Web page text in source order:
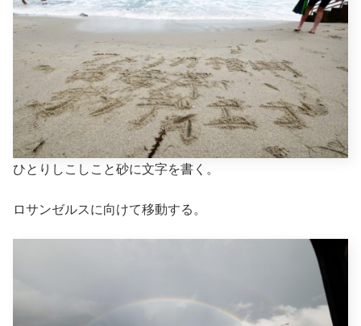
ひとりしこしこと砂に文字を書く。
ロサンゼルスに向けて移動する。